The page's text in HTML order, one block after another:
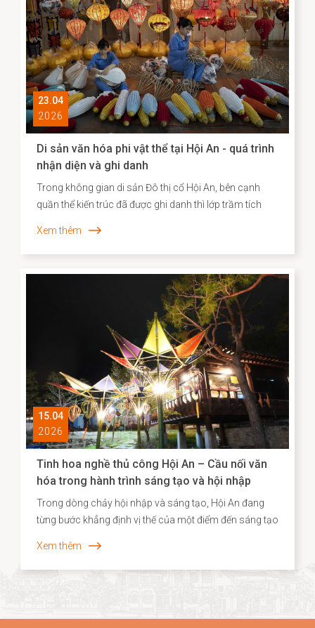
vững.
23.04
2026
Di sản văn hóa phi vật thể tại Hội An - quá trình
nhận diện và ghi danh
Trong không gian di sản Đô thị cổ Hội An, bên cạnh
quần thể kiến trúc đã được ghi danh thì lớp trầm tích
và năng lực sáng tạo của cộng đồng cư dân địa
phương. Những năm gần đây, công tác kiểm kê, nhận
diện và xây dựng hồ sơ khoa học đối với các Di sản văn
hóa phi vật thể đã được triển khai một cách hệ thống,
góp phần định hình cơ sở dữ liệu quan trọng cho chiến
lược bảo tồn và phát huy giá trị di sản trong bối cảnh
Xem thêm
15.04
2026
Tinh hoa nghề thủ công Hội An – Cầu nối văn
hóa trong hành trình sáng tạo và hội nhập
Trong dòng chảy hội nhập và sáng tạo, Hội An đang
từng bước khẳng định vị thế của một điểm đến sáng tạo
thức mới mẻ. Năm 2026, dấu ấn ấy tiếp tục được lan
chọn đồng hành cùng các chương trình kích cầu du
Xem thêm